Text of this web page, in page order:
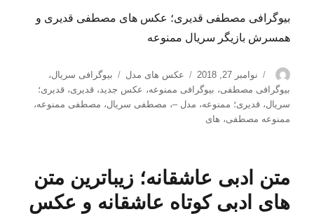
بیوگرافی مصطفی قدیری؛ عکس های مصطفی قدیری و
همسرش بازیگر سریال ممنوعه
نویسنده
ارسال
شده
در
نوامبر 27, 2018 دسته‌ها
عکس های مدل برچسب‌ها
بیوگرافی سریال،
بیوگرافی مصطفی، بیوگرافی ممنوعه، عکس جدید ،قدیری،قدیری؛
سریال،قدیری؛ ممنوعه، مدل –، مصطفی سریال، مصطفی ممنوعه،
ممنوعه مصطفی، های
متن ادبی عاشقانه؛ زیباترین متن
های ادبی کوتاه عاشقانه و عکس